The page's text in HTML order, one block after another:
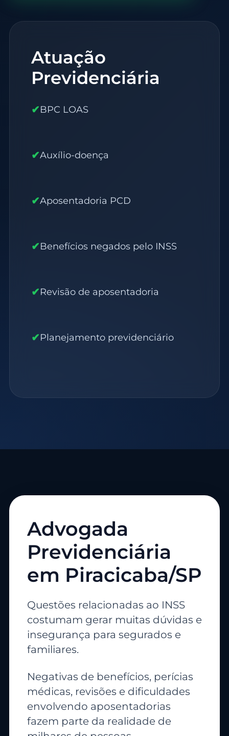
Atuação
Previdenciária
✔BPC LOAS
✔Auxílio-doença
✔Aposentadoria PCD
✔Benefícios negados pelo INSS
✔Revisão de aposentadoria
✔Planejamento previdenciário
Advogada
Previdenciária
em Piracicaba/SP
Questões relacionadas ao INSS
costumam gerar muitas dúvidas e
insegurança para segurados e
familiares.
Negativas de benefícios, perícias
médicas, revisões e dificuldades
envolvendo aposentadorias
fazem parte da realidade de